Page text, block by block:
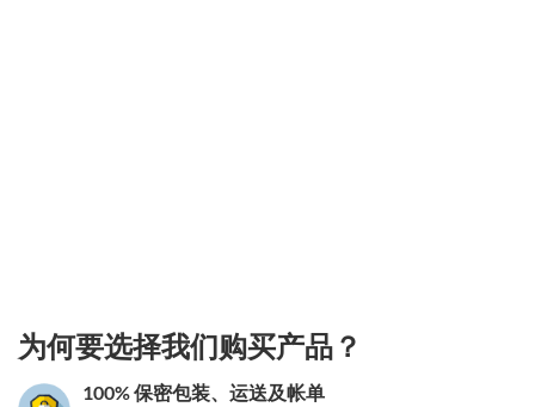
为何要选择我们购买产品？
100% 保密包装、运送及帐单